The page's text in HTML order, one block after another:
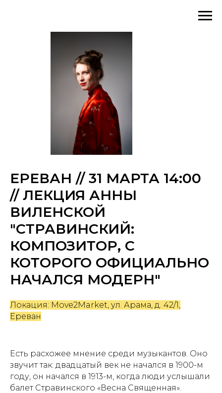
ЕРЕВАН // 31 МАРТА 14:00
// ЛЕКЦИЯ АННЫ
ВИЛЕНСКОЙ
"СТРАВИНСКИЙ:
КОМПОЗИТОР, С
КОТОРОГО ОФИЦИАЛЬНО
НАЧАЛСЯ МОДЕРН"
Локация: Move2Market, ул. Арама, д. 42/1,
Ереван
Есть расхожее мнение среди музыкантов. Оно
звучит так: двадцатый век не начался в 1900-м
году, он начался в 1913-м, когда люди услышали
балет Стравинского «Весна Священная».